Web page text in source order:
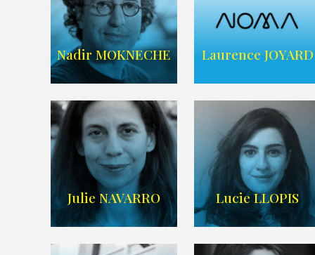
ARDA
Nadir MOKNECHE
Imdb, Wikipedia
Laurence JOYARD
AGENCE NOMA
TALENTS
Julie NAVARRO Lucie LLOPIS